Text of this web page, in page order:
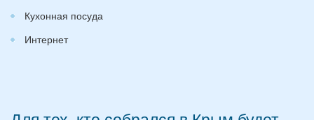
Кухонная посуда
Интернет